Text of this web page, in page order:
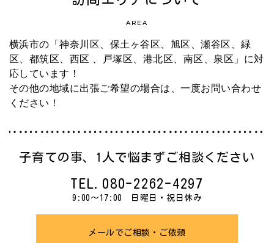
AREA
横浜市の「神奈川区、保土ヶ谷区、旭区、瀬谷区、緑
区、都筑区、西区 、戸塚区、港北区、南区、泉区」に対
応しています！
その他の地域に出張ご希望の場合は、一度お問い合わせ
ください！
子育ての事、 1人で悩まずご相談ください
TEL. 080-2262-4297
9:00～17:00 日曜日・祝日休み
メールでご相談・ご依頼